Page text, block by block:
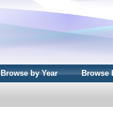
Browse by Year Browse